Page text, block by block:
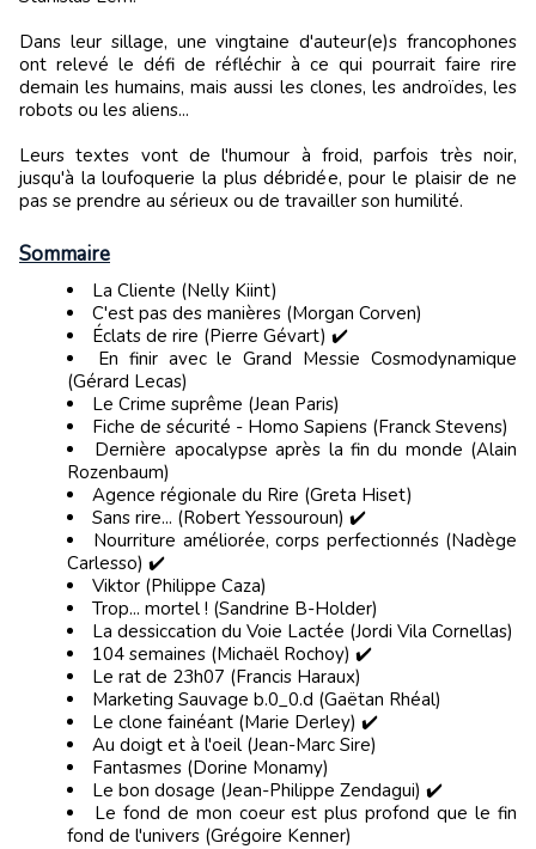
Dans leur sillage, une vingtaine d'auteur(e)s francophones
ont relevé le défi de réfléchir à ce qui pourrait faire rire
demain les humains, mais aussi les clones, les androïdes, les
robots ou les aliens...
Leurs textes vont de l'humour à froid, parfois très noir,
jusqu'à la loufoquerie la plus débridée, pour le plaisir de ne
pas se prendre au sérieux ou de travailler son humilité.
Sommaire
La Cliente (Nelly Kiint)
C'est pas des manières (Morgan Corven)
Éclats de rire (Pierre Gévart) ✔️
En finir avec le Grand Messie Cosmodynamique
(Gérard Lecas)
Le Crime suprême (Jean Paris)
Fiche de sécurité - Homo Sapiens (Franck Stevens)
Dernière apocalypse après la fin du monde (Alain
Rozenbaum)
Agence régionale du Rire (Greta Hiset)
Sans rire... (Robert Yessouroun) ✔️
Nourriture améliorée, corps perfectionnés (Nadège
Carlesso) ✔️
Viktor (Philippe Caza)
Trop... mortel ! (Sandrine B-Holder)
La dessiccation du Voie Lactée (Jordi Vila Cornellas)
104 semaines (Michaël Rochoy) ✔️
Le rat de 23h07 (Francis Haraux)
Marketing Sauvage b.0_0.d (Gaëtan Rhéal)
Le clone fainéant (Marie Derley) ✔️
Au doigt et à l'oeil (Jean-Marc Sire)
Fantasmes (Dorine Monamy)
Le bon dosage (Jean-Philippe Zendagui) ✔️
Le fond de mon coeur est plus profond que le fin
fond de l'univers (Grégoire Kenner)